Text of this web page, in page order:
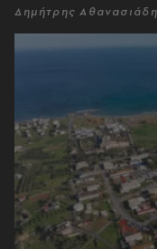
Δημήτρης